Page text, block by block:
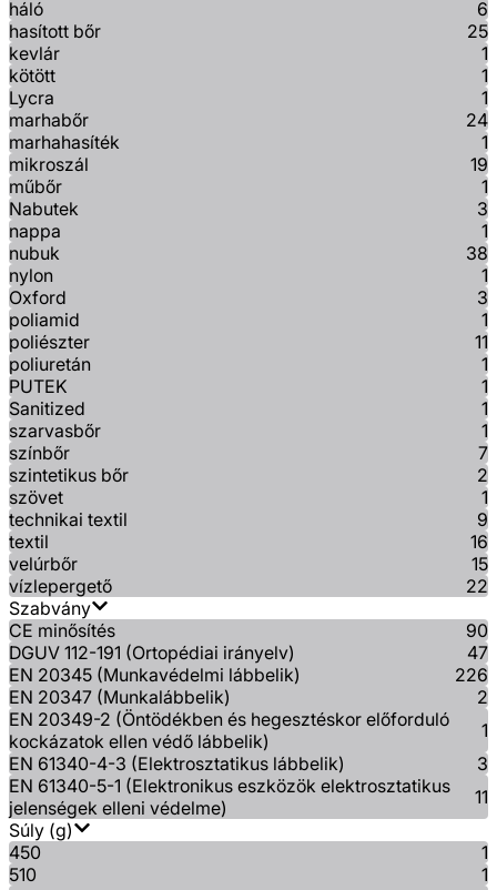
háló
6
hasított bőr
25
kevlár
1
kötött
1
Lycra
1
marhabőr
24
marhahasíték
1
mikroszál
19
műbőr
1
Nabutek
3
nappa
1
nubuk
38
nylon
1
Oxford
3
poliamid
1
poliészter
11
poliuretán
1
PUTEK
1
Sanitized
1
szarvasbőr
1
színbőr
7
szintetikus bőr
2
szövet
1
technikai textil
9
textil
16
velúrbőr
15
vízlepergető
22
Szabvány
CE minősítés
90
DGUV 112-191 (Ortopédiai irányelv)
47
EN 20345 (Munkavédelmi lábbelik)
226
EN 20347 (Munkalábbelik)
2
EN 20349-2 (Öntödékben és hegesztéskor előforduló
kockázatok ellen védő lábbelik)
1
EN 61340-4-3 (Elektrosztatikus lábbelik)
3
EN 61340-5-1 (Elektronikus eszközök elektrosztatikus
jelenségek elleni védelme)
11
Súly (g)
450
1
510
1